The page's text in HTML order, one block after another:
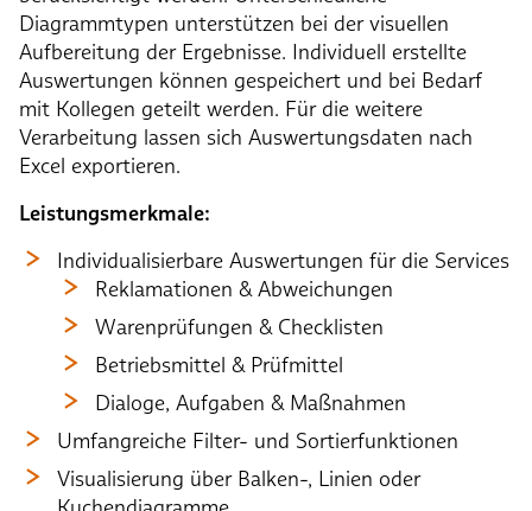
Diagrammtypen unterstützen bei der visuellen
Aufbereitung der Ergebnisse. Individuell erstellte
Auswertungen können gespeichert und bei Bedarf
mit Kollegen geteilt werden. Für die weitere
Verarbeitung lassen sich Auswertungsdaten nach
Excel exportieren.
Leistungsmerkmale:
Individualisierbare Auswertungen für die Services
Reklamationen & Abweichungen
Warenprüfungen & Checklisten
Betriebsmittel & Prüfmittel
Dialoge, Aufgaben & Maßnahmen
Umfangreiche Filter- und Sortierfunktionen
Visualisierung über Balken-, Linien oder